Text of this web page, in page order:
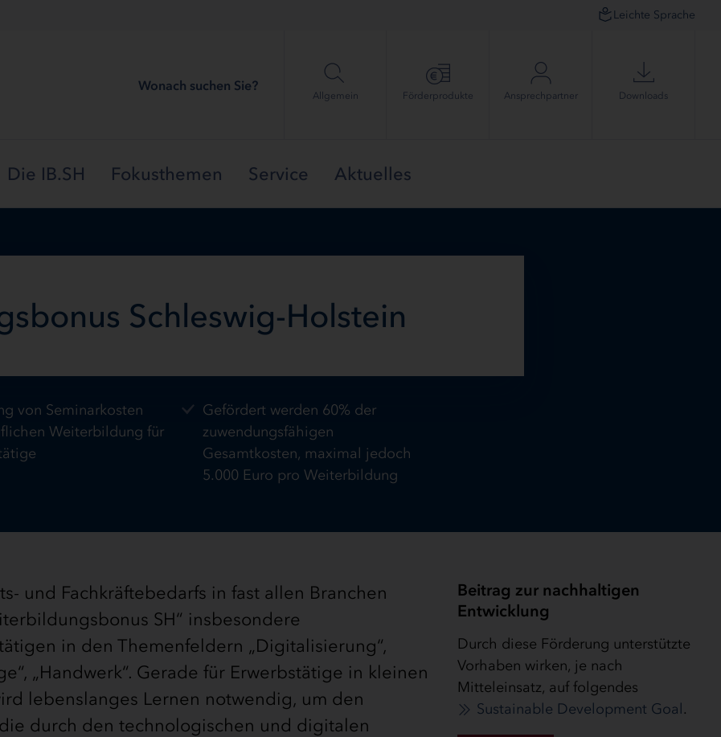
Leichte Sprache
Wonach suchen Sie?
Allgemein Förder­produkte Ansprech­partner Downloads
Die IB.SH Fokusthemen Service Aktuelles
Schleswig-Holstein
von Seminarkosten
Weiterbildung für
Gefördert werden 60% der
zuwendungsfähigen
Gesamtkosten, maximal jedoch
5.000 Euro pro Weiterbildung
und Fachkräftebedarfs in fast allen Branchen
SH“ insbesondere
in den Themenfeldern „Digitalisierung“,
„Handwerk“. Gerade für Erwerbstätige in kleinen
lebenslanges Lernen notwendig, um den
durch den technologischen und digitalen
Beitrag zur nachhaltigen
Entwicklung
Durch diese Förderung unterstützte
Vorhaben wirken, je nach
Mitteleinsatz, auf folgendes
Sustainable Development Goal.